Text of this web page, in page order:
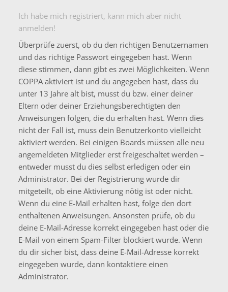
Ich habe mich registriert, kann mich aber nicht
anmelden!
Überprüfe zuerst, ob du den richtigen Benutzernamen
und das richtige Passwort eingegeben hast. Wenn
diese stimmen, dann gibt es zwei Möglichkeiten. Wenn
COPPAaktiviert ist und du angegeben hast, dass du
unter 13 Jahre alt bist, musst du bzw. einer deiner
Eltern oder deiner Erziehungsberechtigten den
Anweisungen folgen, die du erhalten hast. Wenn dies
nicht der Fall ist, muss dein Benutzerkonto vielleicht
aktiviert werden. Bei einigen Boards müssen alle neu
angemeldeten Mitglieder erst freigeschaltet werden –
entweder musst du dies selbst erledigen oder ein
Administrator. Bei der Registrierung wurde dir
mitgeteilt, ob eine Aktivierung nötig ist oder nicht.
Wenn du eine E-Mail erhalten hast, folge den dort
enthaltenen Anweisungen. Ansonsten prüfe, ob du
deine E-Mail-Adresse korrekt eingegeben hast oder die
E-Mail von einem Spam-Filter blockiert wurde. Wenn
du dir sicher bist, dass deine E-Mail-Adresse korrekt
eingegeben wurde, dann kontaktiere einen
Administrator.